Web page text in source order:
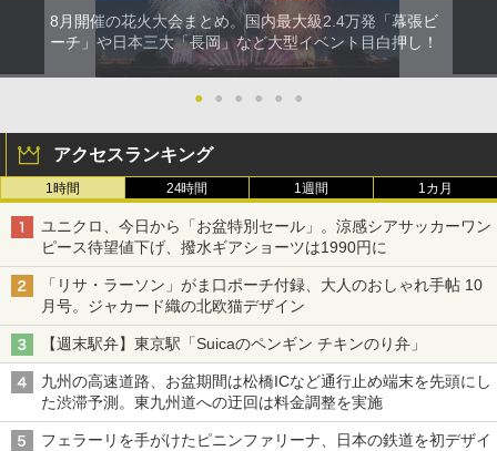
8月開催の花火大会まとめ。国内最大級2.4万発「幕張ビ
ーチ」や日本三大「長岡」など大型イベント目白押し！
● ● ● ● ● ●
アクセスランキング
1時間 24時間 1週間 1カ月
ユニクロ、今日から「お盆特別セール」。涼感シアサッカーワン
ピース待望値下げ、撥水ギアショーツは1990円に
「リサ・ラーソン」がま口ポーチ付録、大人のおしゃれ手帖 10
月号。ジャカード織の北欧猫デザイン
【週末駅弁】東京駅「Suicaのペンギン チキンのり弁」
九州の高速道路、お盆期間は松橋ICなど通行止め端末を先頭にし
た渋滞予測。東九州道への迂回は料金調整を実施
フェラーリを手がけたピニンファリーナ、日本の鉄道を初デザイ